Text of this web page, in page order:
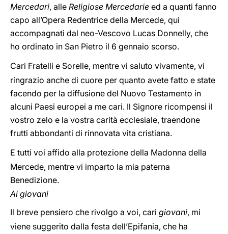
Mercedari, alle Religiose Mercedarie ed a quanti fanno
capo all’Opera Redentrice della Mercede, qui
accompagnati dal neo-Vescovo Lucas Donnelly, che
ho ordinato in San Pietro il 6 gennaio scorso.
Cari Fratelli e Sorelle, mentre vi saluto vivamente, vi
ringrazio anche di cuore per quanto avete fatto e state
facendo per la diffusione del Nuovo Testamento in
alcuni Paesi europei a me cari. Il Signore ricompensi il
vostro zelo e la vostra carità ecclesiale, traendone
frutti abbondanti di rinnovata vita cristiana.
E tutti voi affido alla protezione della Madonna della
Mercede, mentre vi imparto la mia paterna
Benedizione.
Ai giovani
Il breve pensiero che rivolgo a voi, cari giovani, mi
viene suggerito dalla festa dell’Epifania, che ha